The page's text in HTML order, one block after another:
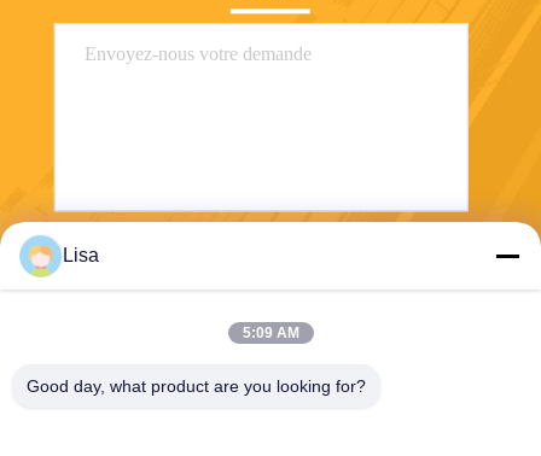
Lisa
5:09 AM
Good day, what product are you looking for?